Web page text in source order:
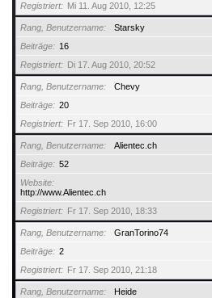
Registriert
Mi 11. Aug 2010, 12:25
Rang, Benutzername
Starsky
Beiträge
16
Registriert
Di 17. Aug 2010, 20:52
Rang, Benutzername
Chevy
Beiträge
20
Registriert
Fr 17. Sep 2010, 16:00
Rang, Benutzername
Alientec.ch
Beiträge
52
Website
http://www.Alientec.ch
Registriert
Fr 17. Sep 2010, 18:33
Rang, Benutzername
GranTorino74
Beiträge
2
Registriert
Fr 17. Sep 2010, 21:18
Rang, Benutzername Heide